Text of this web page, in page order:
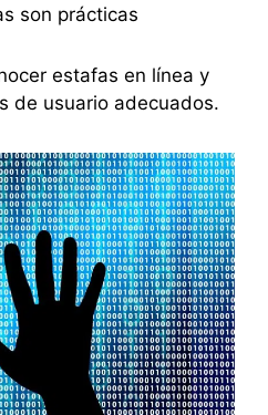
son prácticas
estafas en línea y
de usuario adecuados.